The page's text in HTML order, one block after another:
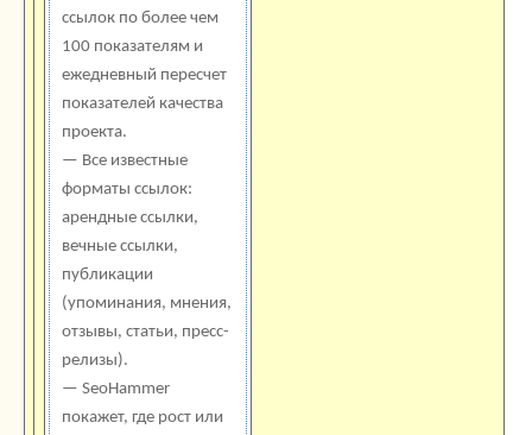
ссылок по более чем
100 показателям и
ежедневный пересчет
показателей качества
проекта.
— Все известные
форматы ссылок:
арендные ссылки,
вечные ссылки,
публикации
(упоминания, мнения,
отзывы, статьи, пресс-
релизы).
— SeoHammer
покажет, где рост или